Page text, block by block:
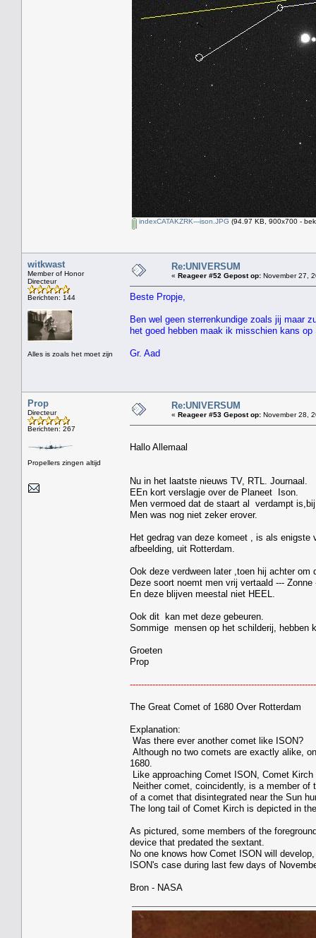
indexCATAKZRK---ison.JPG (94.97 KB, 900x700 -
witkwast
Member of Honor
Directeur
Berichten: 144
Alles is zoals het moet zijn
Re:UNIVERSUM
« Reageer #52 Gepost op: November 27,
Beste Propje,
Ben wel geen sterrenkundige zoals jij maar
het goed hebben maak ik misschien kans
Gr. Aad
Prop
Directeur
Berichten: 267
Propellers zingen altijd
Re:UNIVERSUM
« Reageer #53 Gepost op: November 28,
Hallo Allemaal
Nu in het laatste nieuws TV, RTL. Journaal.
EEn kort verslagje over de Planeet Ison.
Men vermoed dat de staart al verdampt
Men was nog niet zeker erover.
Het gedrag van deze komeet , is als enigste
afbeelding, uit Rotterdam.
Ook deze verdween later ,toen hij achter
Deze soort noemt men vrij vertaald ---
En deze blijven meestal niet HEEL.
Ook dit kan met deze gebeuren.
Sommige mensen op het schilderij, hebben
Groeten
Prop
The Great Comet of 1680 Over Rotterdam
Explanation:
Was there ever another comet like ISON?
Although no two comets are exactly alike,
1680.
Like approaching Comet ISON, Comet
Neither comet, coincidently, is a member of
of a comet that disintegrated near the Sun
The long tail of Comet Kirch is depicted in
As pictured, some members of the
device that predated the sextant.
No one knows how Comet ISON will
ISON's case during last few days of
Bron - NASA